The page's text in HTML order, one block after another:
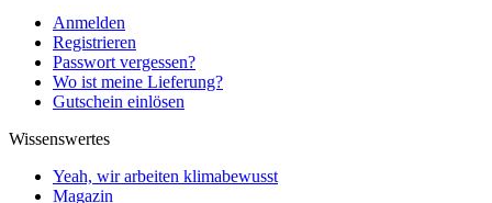
Anmelden
Registrieren
Passwort vergessen?
Wo ist meine Lieferung?
Gutschein einlösen
Wissenswertes
Yeah, wir arbeiten klimabewusst
Magazin